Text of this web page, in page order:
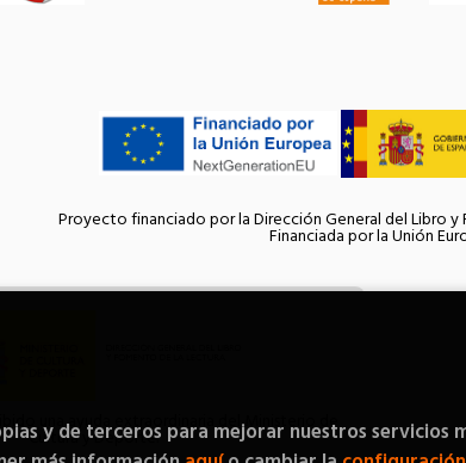
Proyecto financiado por la Dirección General del Libro
Financiada por la Unión
una ayuda extraordinaria del Ministerio de
Cultura y Deporte.
y de terceros para mejorar nuestros servicios